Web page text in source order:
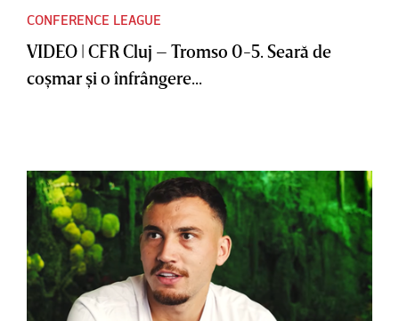
CONFERENCE LEAGUE
VIDEO | CFR Cluj – Tromso 0-5. Seară de
coşmar şi o înfrângere...